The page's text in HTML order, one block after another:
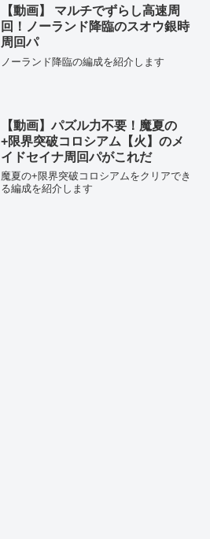
【動画】 マルチでずらし高速周
回！ノーランド降臨のスオウ銀時
周回パ
ノーランド降臨の編成を紹介します
【動画】パズル力不要！魔夏の
+限界突破コロシアム【火】のメ
イドセイナ周回パがこれだ
魔夏の+限界突破コロシアムをクリアでき
る編成を紹介します